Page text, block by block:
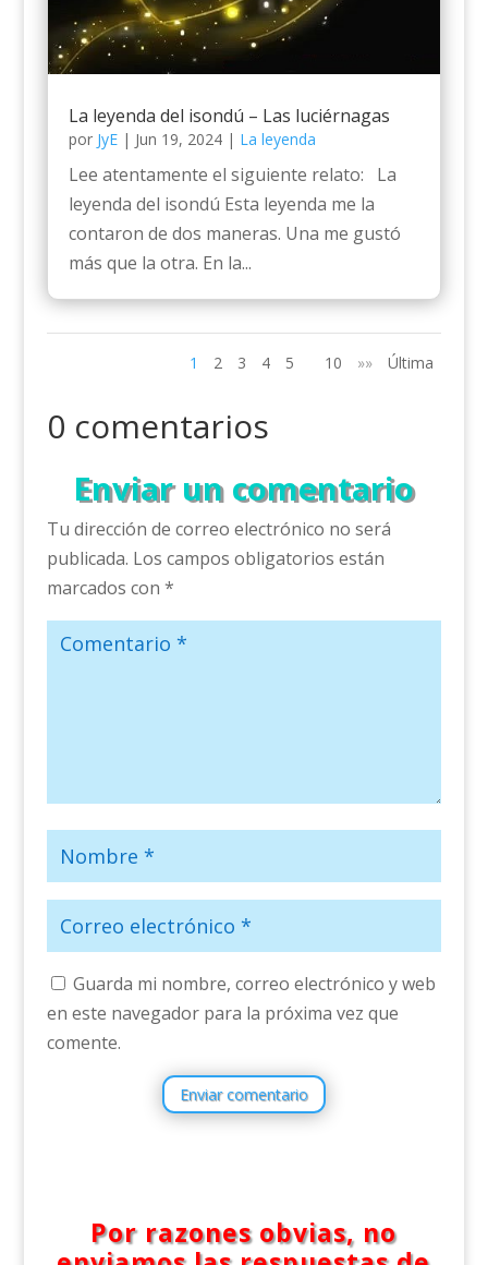
La leyenda del isondú – Las luciérnagas
por JyE| Jun 19, 2024| La leyenda
Lee atentamente el siguiente relato: La
leyenda del isondú Esta leyenda me la
contaron de dos maneras. Una me gustó
más que la otra. En la...
1 2 3 4 5 10 »» Última
0 comentarios
Enviar un comentario
Tu dirección de correo electrónico no será
publicada. Los campos obligatorios están
marcados con *
Guarda mi nombre, correo electrónico y web
en este navegador para la próxima vez que
comente.
Enviar comentario
Por razones obvias, no